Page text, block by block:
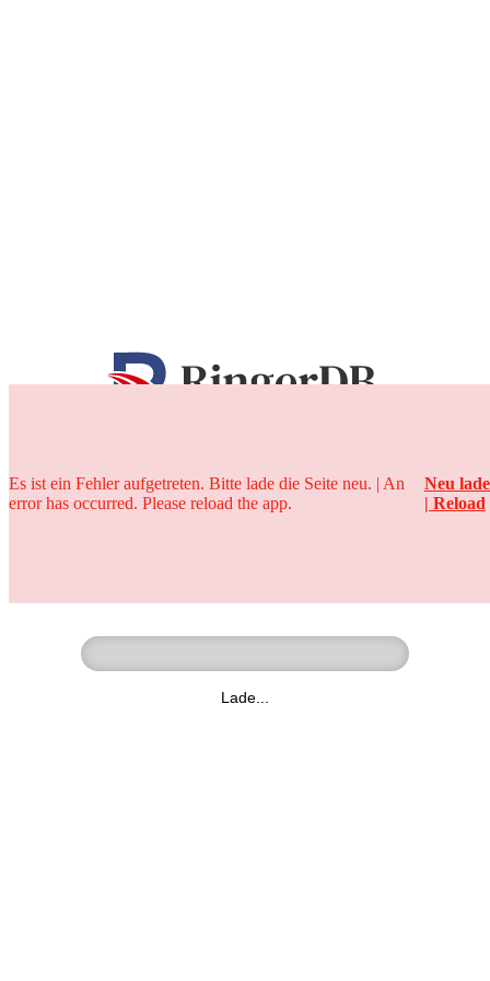
25 Jahre
Lade...
Es ist ein Fehler aufgetreten. Bitte lade die Seite neu. | An
error has occurred. Please reload the app.
Neu
| Reload